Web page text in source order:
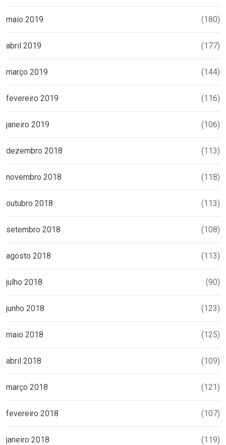
maio 2019 (180)
abril 2019 (177)
março 2019 (144)
fevereiro 2019 (116)
janeiro 2019 (106)
dezembro 2018 (113)
novembro 2018 (118)
outubro 2018 (113)
setembro 2018 (108)
agosto 2018 (113)
julho 2018 (90)
junho 2018 (123)
maio 2018 (125)
abril 2018 (109)
março 2018 (121)
fevereiro 2018 (107)
janeiro 2018 (119)